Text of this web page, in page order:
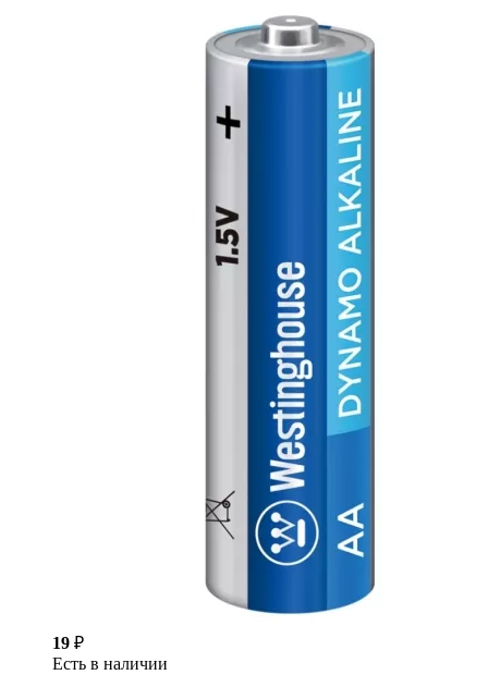
19 ₽
Есть в наличии